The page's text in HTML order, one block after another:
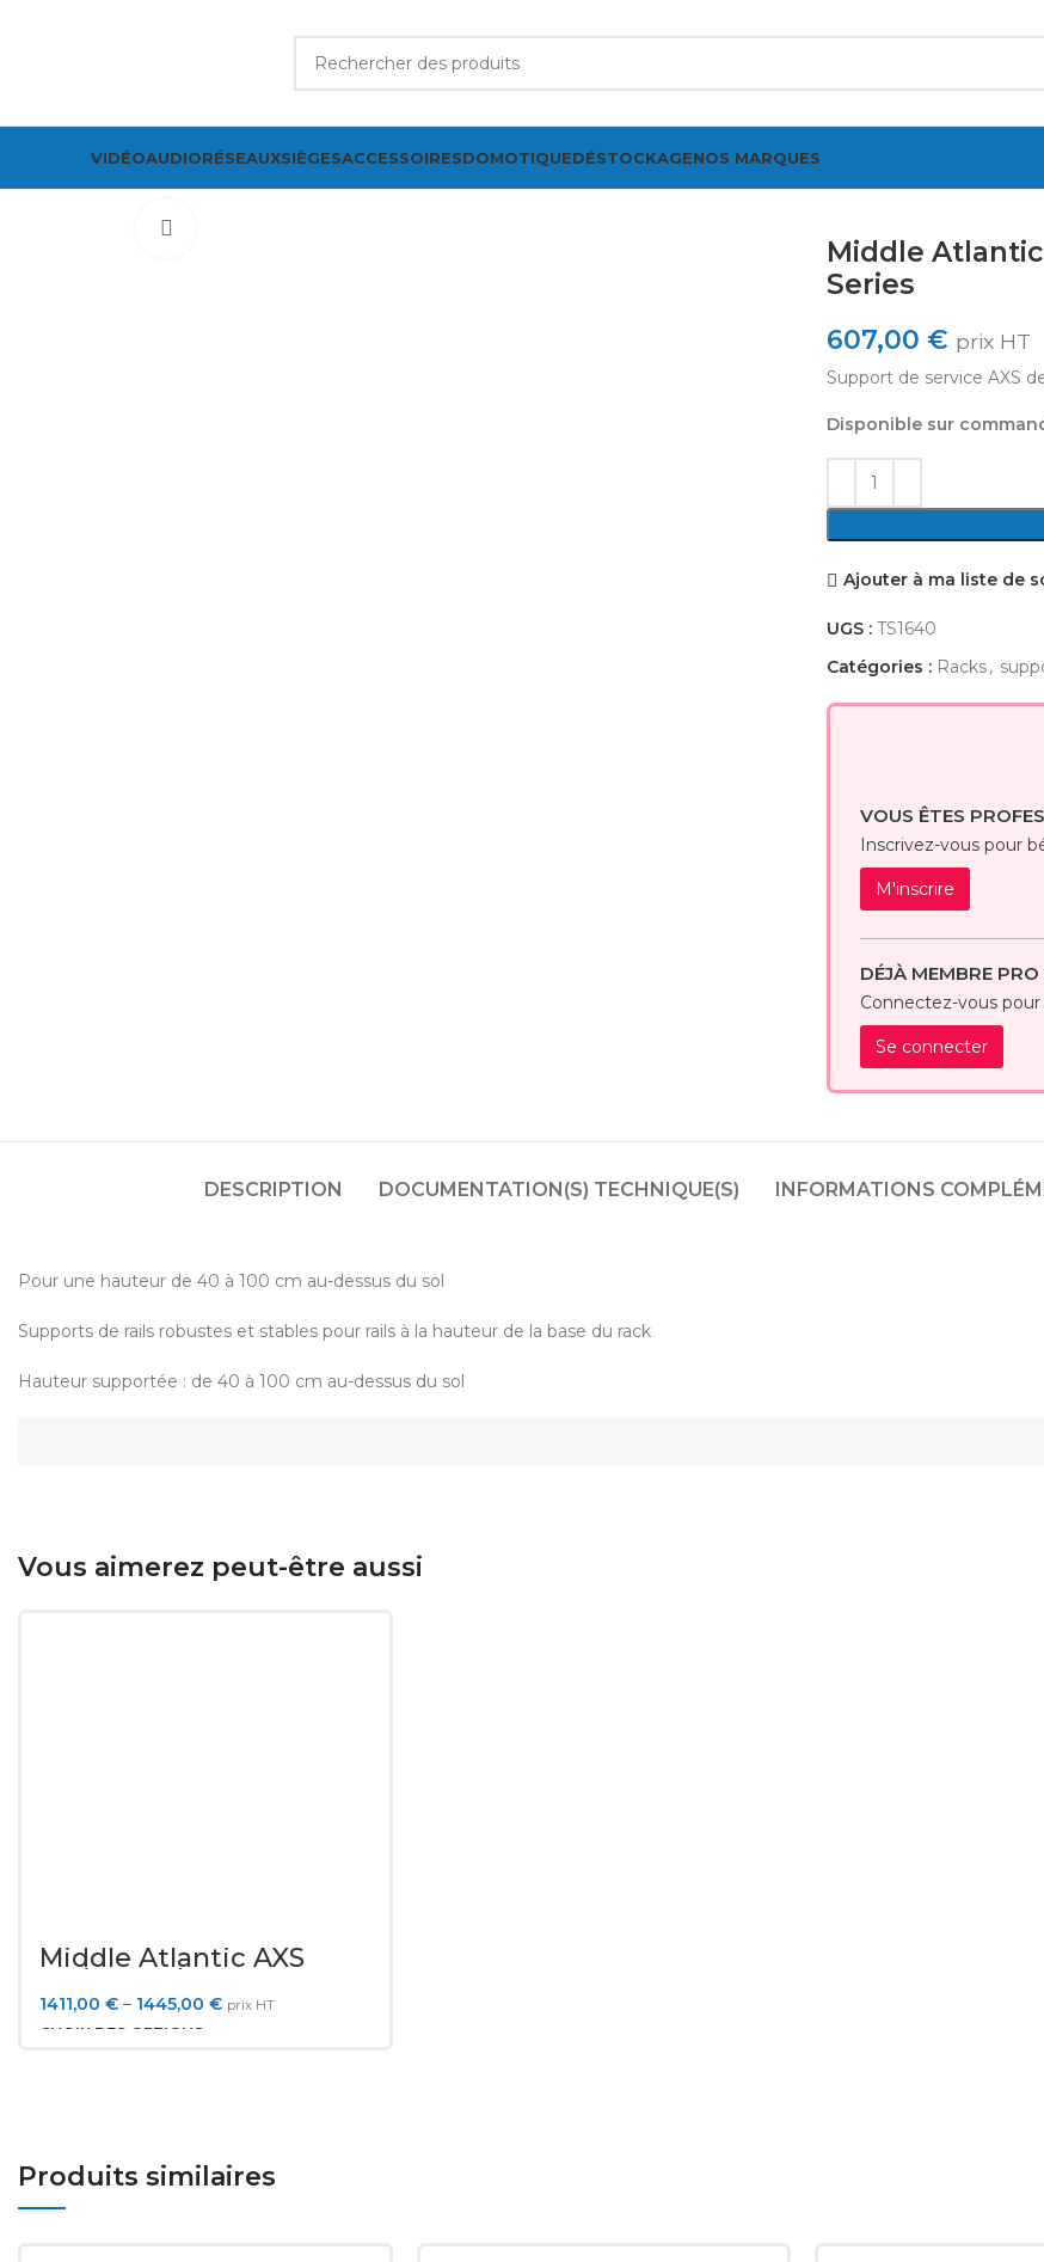
VIDÉOAUDIORÉSEAUXSIÈGESACCESSOIRESDOMOTIQUEDÉSTOCKAGENOS MARQUES
Middle Atlantic
Series
607,00 € prix HT
Support de service AXS
Disponible sur
Ajouter à ma liste de
UGS : TS1640
Catégories : Racks,
VOUS ÊTES
Inscrivez-vous pour
M'inscrire
DÉJÀ MEMBRE PRO
Connectez-vous
Se connecter
DESCRIPTION DOCUMENTATION(S) TECHNIQUE(S) INFORMATIONS
Pour une hauteur de 40 à 100 cm au-dessus du sol
Supports de rails robustes et stables pour rails à la hauteur de la base du rack
Hauteur supportée : de 40 à 100 cm au-dessus du sol
Vous aimerez peut-être aussi
Middle Atlantic AXS
Series Rack
1411,00€ – 1445,00€ prix HT
CHOIX DES OPTIONS
Produits similaires